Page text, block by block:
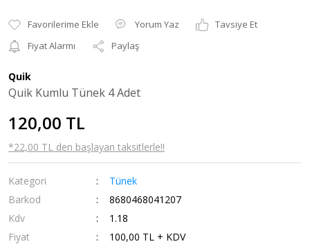
Yorum Yaz
Tavsiye Et
Fiyat Alarmı
Paylaş
Quik
Quik Kumlu Tünek 4 Adet
120,00 TL
*22,00 TL den başlayan taksitlerle!!
Kategori
Tünek
Barkod
8680468041207
Kdv
1.18
Fiyat
100,00 TL + KDV